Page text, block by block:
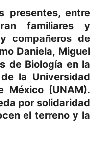
presentes, entre
familiares y
compañeros de
Daniela, Miguel
de Biología en la
la Universidad
México (UNAM).
por solidaridad
el terreno y la